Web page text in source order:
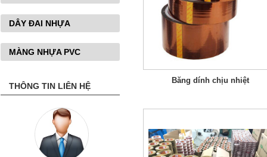
DÂY ĐAI NHỰA
MÀNG NHỰA PVC
THÔNG TIN LIÊN HỆ
Băng dính chịu nhiệt